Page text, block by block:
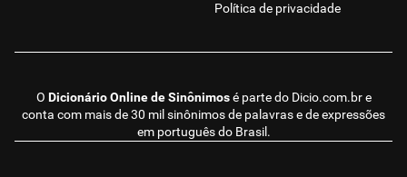
O Dicionário Online de Sinônimosé parte do Dicio.com.bre
conta com mais de 30 mil sinônimos de palavras e de expressões
em português do Brasil.
Política de privacidade